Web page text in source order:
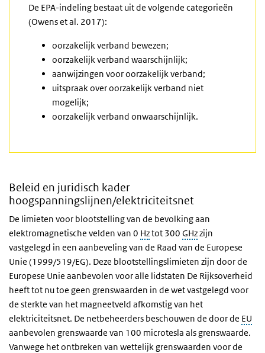
De EPA-indeling bestaat uit de volgende categorieën
(Owens et al. 2017):
oorzakelijk verband bewezen;
oorzakelijk verband waarschijnlijk;
aanwijzingen voor oorzakelijk verband;
uitspraak over oorzakelijk verband niet
mogelijk;
oorzakelijk verband onwaarschijnlijk.
Beleid en juridisch kader
hoogspanningslijnen/elektriciteitsnet
De limieten voor blootstelling van de bevolking aan
elektromagnetische velden van 0 Hztot 300 GHzzijn
vastgelegd in een aanbeveling van de Raad van de Europese
Unie (1999/519/EG). Deze blootstellingslimieten zijn door de
Europese Unie aanbevolen voor alle lidstaten De Rijksoverheid
heeft tot nu toe geen grenswaarden in de wet vastgelegd voor
de sterkte van het magneetveld afkomstig van het
elektriciteitsnet. De netbeheerders beschouwen de door de EU
aanbevolen grenswaarde van 100 microtesla als grenswaarde.
Vanwege het ontbreken van wettelijk grenswaarden voor de